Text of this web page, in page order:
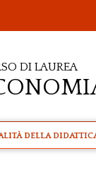
di Laurea
della